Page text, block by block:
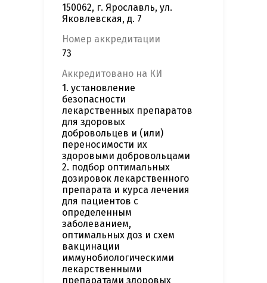
150062, г. Ярославль, ул.
Яковлевская, д. 7
Номер аккредитации
73
Аккредитовано на КИ
1. установление
безопасности
лекарственных препаратов
для здоровых
добровольцев и (или)
переносимости их
здоровыми добровольцами
2. подбор оптимальных
дозировок лекарственного
препарата и курса лечения
для пациентов с
определенным
заболеванием,
оптимальных доз и схем
вакцинации
иммунобиологическими
лекарственными
препаратами здоровых